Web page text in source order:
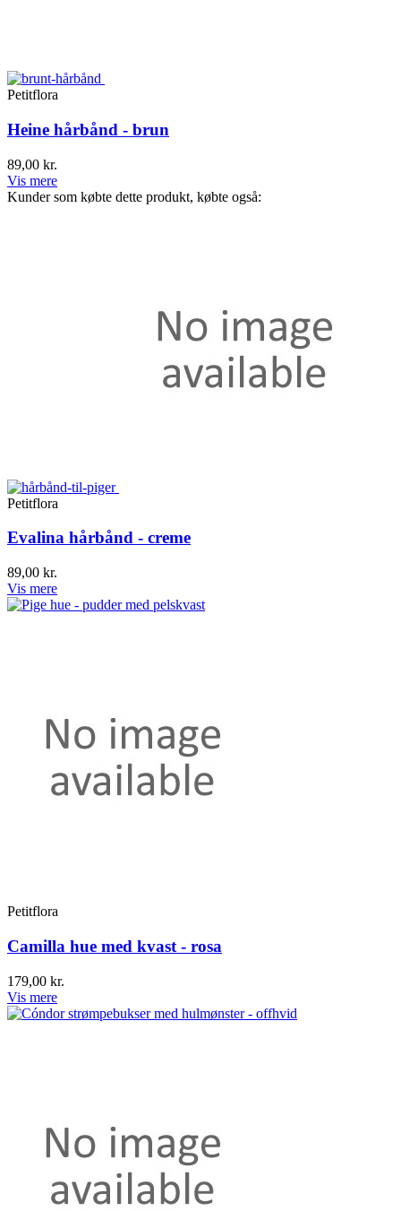
Petitflora
Heine hårbånd - brun
89,00 kr.
Vis mere
Kunder som købte dette produkt, købte også:
Petitflora
Evalina hårbånd - creme
89,00 kr.
Vis mere
Petitflora
Camilla hue med kvast - rosa
179,00 kr.
Vis mere